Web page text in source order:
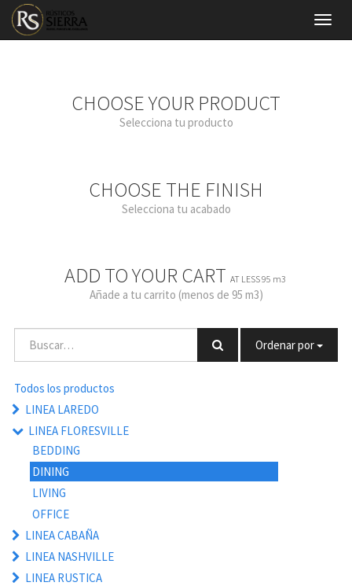
Menú
de
CHOOSE YOUR PRODUCT
Selecciona tu producto
CHOOSE THE FINISH
Selecciona tu acabado
ADD TO YOUR CART AT LESS 95 m3
Añade a tu carrito (menos de 95 m3)
Ordenar por
Todos los productos
LINEA LAREDO
LINEA FLORESVILLE
BEDDING
DINING
LIVING
OFFICE
LINEA CABAÑA
LINEA NASHVILLE
LINEA RUSTICA